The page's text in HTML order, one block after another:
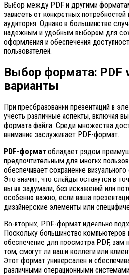
Выбор между PDF и другими
зависеть от конкретных
аудитория. Однако в большинстве
надежным и удобным выбором для
оформления и обеспечения
пользователей.
Выбор формата: PDF
варианты
При преобразовании презентаций в
учесть различные аспекты, включая
формата файла. Среди множества
внимание заслуживает PDF-формат.
PDF-формат обладает рядом
предпочтительным для многих
обеспечивает сохранение
Это значит, что слайды останутся в
вы их задумали, без искажений или
особенно важно, если ваша
дизайнерские элементы или
Во-вторых, PDF-формат идеально
Поскольку большинство
обеспечение для просмотра PDF, вам
том, смогут ли ваши коллеги или
Этот формат универсален и
различными операционными